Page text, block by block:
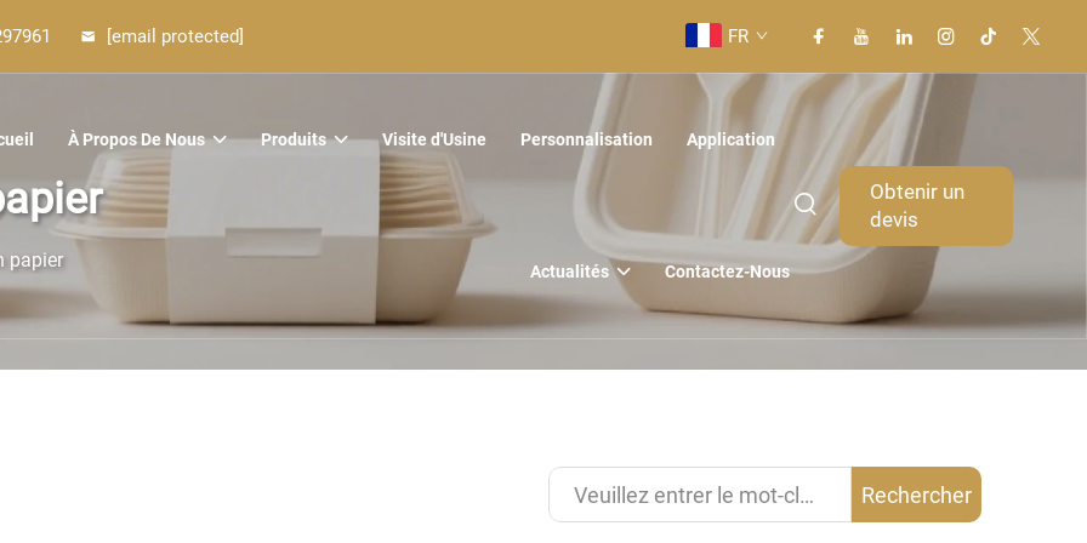
[email protected] FR
À Propos De Nous Produits Visite d'Usine Personnalisation Application
Actualités Contactez-Nous
Obtenir un
devis
papier
Rechercher